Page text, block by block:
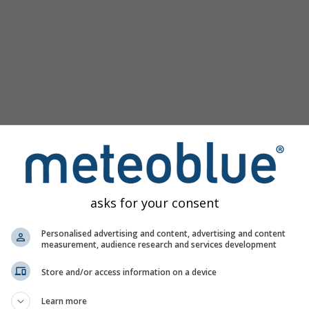
для Walchensee предоставляет всю информацию о
Германия
asks for your consent
Personalised advertising and content, advertising and content
measurement, audience research and services development
Store and/or access information on a device
Learn more